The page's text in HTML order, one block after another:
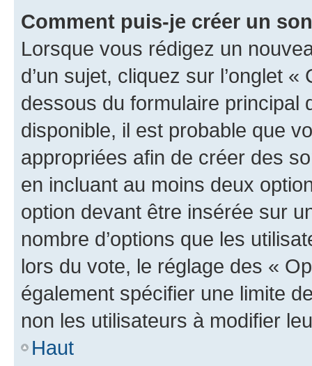
Comment puis-je créer un
Lorsque vous rédigez un
d’un sujet, cliquez sur l’onglet
dessous du formulaire principal
disponible, il est probable que
appropriées afin de créer des
en incluant au moins deux
option devant être insérée sur
nombre d’options que les
lors du vote, le réglage des «
également spécifier une limite
non les utilisateurs à modifier
Haut